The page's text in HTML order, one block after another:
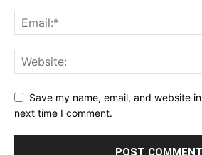
Save my name, email, and website
next time I comment.